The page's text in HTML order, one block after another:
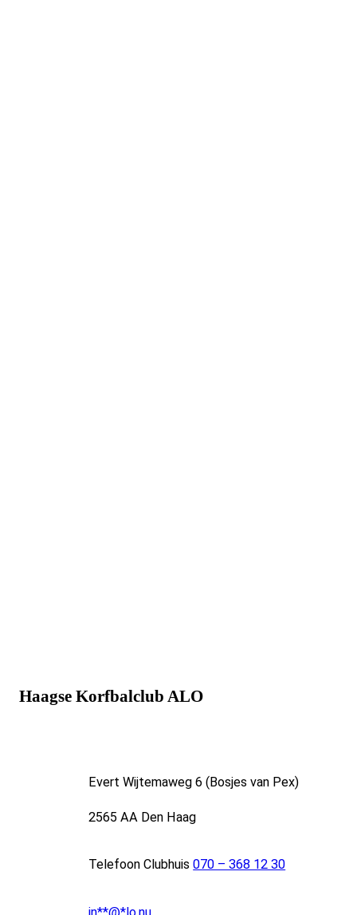
Haagse Korfbalclub ALO
Evert Wijtemaweg 6 (Bosjes van Pex)
2565 AA Den Haag
Telefoon Clubhuis070 – 368 12 30
in**@*lo.nu